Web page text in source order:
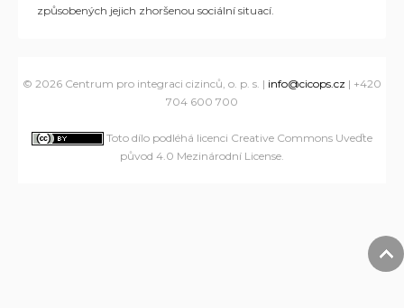
způsobených jejich zhoršenou sociální situací.
© 2026 Centrum pro integraci cizinců, o. p. s. | info@cicops.cz | +420
704 600 700
Toto dílo podléhá licenci Creative Commons Uveďte
původ 4.0 Mezinárodní License.